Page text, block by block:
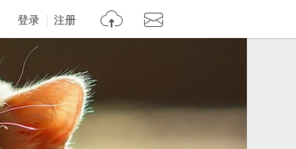
登录 注册